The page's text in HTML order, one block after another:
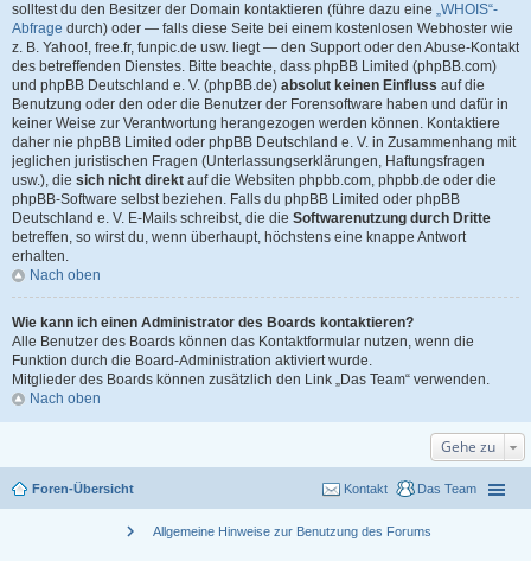
solltest du den Besitzer der Domain kontaktieren (führe dazu eine „WHOIS“-
Abfrage durch) oder — falls diese Seite bei einem kostenlosen Webhoster wie
z. B. Yahoo!, free.fr, funpic.de usw. liegt — den Support oder den Abuse-Kontakt
des betreffenden Dienstes. Bitte beachte, dass phpBB Limited (phpBB.com)
und phpBB Deutschland e. V. (phpBB.de) absolut keinen Einfluss auf die
Benutzung oder den oder die Benutzer der Forensoftware haben und dafür in
keiner Weise zur Verantwortung herangezogen werden können. Kontaktiere
daher nie phpBB Limited oder phpBB Deutschland e. V. in Zusammenhang mit
jeglichen juristischen Fragen (Unterlassungserklärungen, Haftungsfragen
usw.), die sich nicht direkt auf die Websiten phpbb.com, phpbb.de oder die
phpBB-Software selbst beziehen. Falls du phpBB Limited oder phpBB
Deutschland e. V. E-Mails schreibst, die die Softwarenutzung durch Dritte
betreffen, so wirst du, wenn überhaupt, höchstens eine knappe Antwort
erhalten.
Nach oben
Wie kann ich einen Administrator des Boards kontaktieren?
Alle Benutzer des Boards können das Kontaktformular nutzen, wenn die
Funktion durch die Board-Administration aktiviert wurde.
Mitglieder des Boards können zusätzlich den Link „Das Team“ verwenden.
Nach oben
Gehe zu
Foren-Übersicht Das Team
Kontakt
chevron_right Allgemeine Hinweise zur Benutzung des Forums